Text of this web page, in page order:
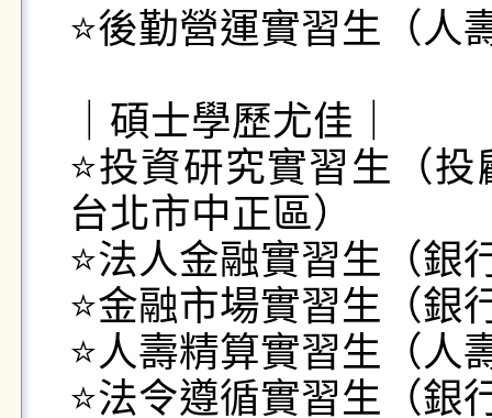
⭐️後勤營運實習生（人
｜碩士學歷尤佳｜
⭐️投資研究實習生（
台北市中正區）
⭐️法人金融實習生（銀
⭐️金融市場實習生（銀
⭐️人壽精算實習生（人
⭐️法令遵循實習生（銀